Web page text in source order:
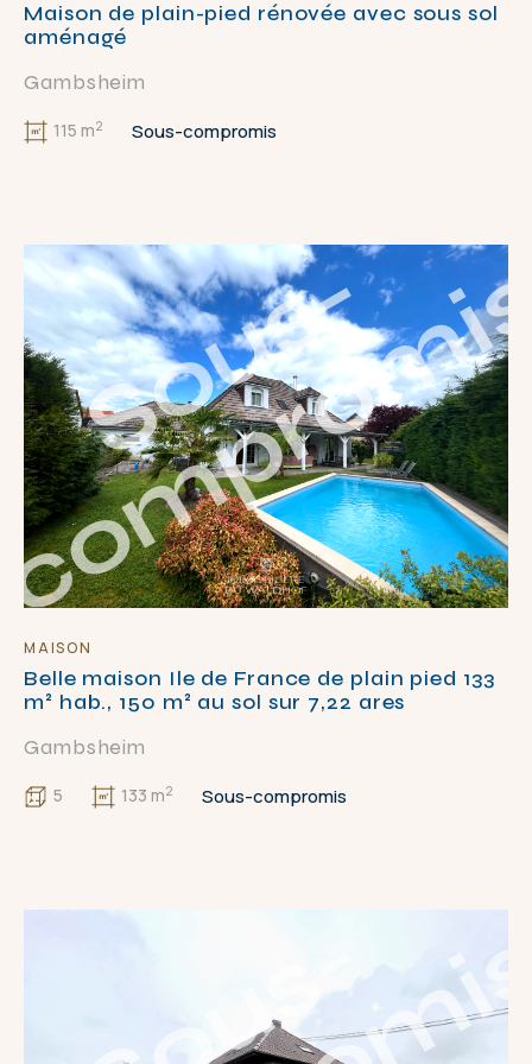
Maison de plain-pied rénovée avec sous sol
aménagé
Gambsheim
115 m2 Sous-compromis
S
o
u
s
-
c
o
m
p
r
o
m
i
MAISON
Belle maison Ile de France de plain pied 133
m² hab., 150 m² au sol sur 7,22 ares
Gambsheim
5 133 m2 Sous-compromis